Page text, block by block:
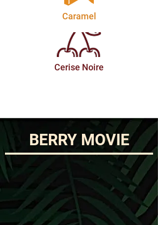
Caramel
Cerise Noire
BERRY MOVIE